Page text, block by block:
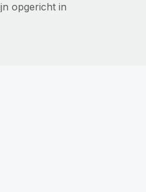
opgericht in